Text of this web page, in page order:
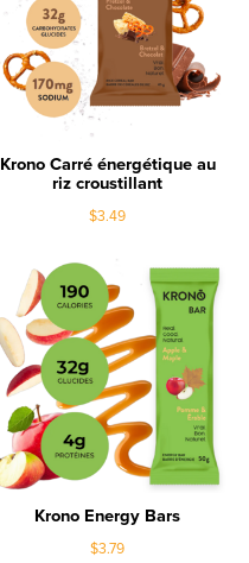
Krono Carré énergétique au
riz croustillant
$3.49
Krono Energy Bars
$3.79